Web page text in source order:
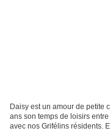
Daisy est un amour de petite
ans son temps de loisirs
avec nos Grifélins résidents.